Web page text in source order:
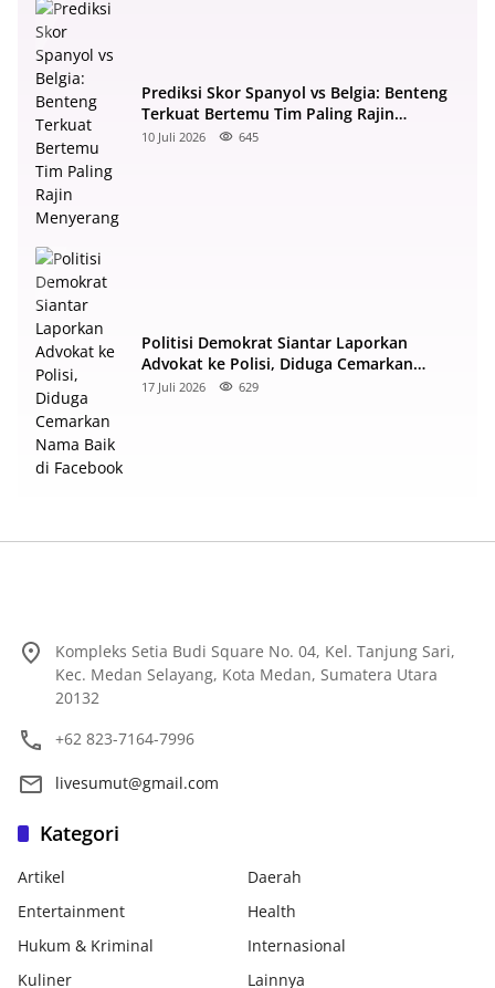
Prediksi Skor Spanyol vs Belgia: Benteng
Terkuat Bertemu Tim Paling Rajin
Menyerang
10 Juli 2026 645
Politisi Demokrat Siantar Laporkan
Advokat ke Polisi, Diduga Cemarkan
Nama Baik di Facebook
17 Juli 2026 629
Kompleks Setia Budi Square No. 04, Kel. Tanjung Sari,
Kec. Medan Selayang, Kota Medan, Sumatera Utara
20132
+62 823-7164-7996
livesumut@gmail.com
Kategori
Artikel
Daerah
Entertainment
Health
Hukum & Kriminal
Internasional
Kuliner
Lainnya